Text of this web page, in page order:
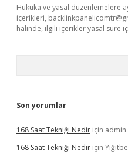
Hukuka ve yasal düzenlemelere
içerikleri,
halinde, ilgili içerikler yasal süre
Son yorumlar
168 Saat Tekniği Nedir için admin
168 Saat Tekniği Nedir için